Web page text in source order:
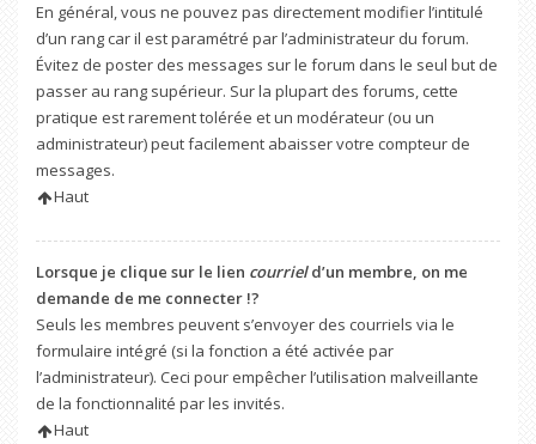
En général, vous ne pouvez pas directement modifier l’intitulé
d’un rang car il est paramétré par l’administrateur du forum.
Évitez de poster des messages sur le forum dans le seul but de
passer au rang supérieur. Sur la plupart des forums, cette
pratique est rarement tolérée et un modérateur (ou un
administrateur) peut facilement abaisser votre compteur de
messages.
Haut
Lorsque je clique sur le lien courrield’un membre, on me
demande de me connecter !?
Seuls les membres peuvent s’envoyer des courriels via le
formulaire intégré (si la fonction a été activée par
l’administrateur). Ceci pour empêcher l’utilisation malveillante
de la fonctionnalité par les invités.
Haut